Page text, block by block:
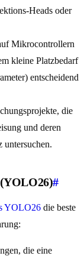
Heads oder
Mikrocontrollern
kleine Platzbedarf
entscheidend
die
und deren
#
YOLO26 die beste
die eine